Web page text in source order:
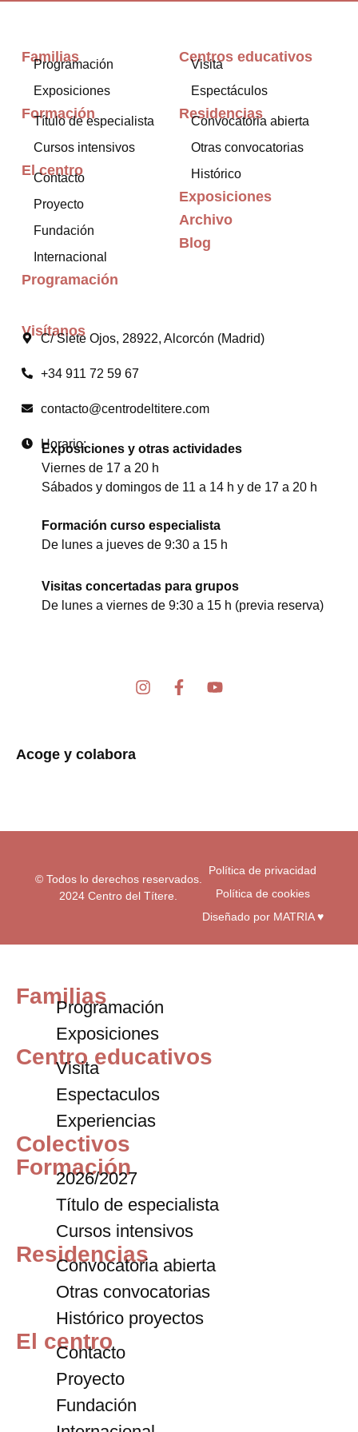
Visítanos
C/ Siete Ojos, 28922, Alcorcón (Madrid)
+34 911 72 59 67
contacto@centrodeltitere.com
Horario:
Exposiciones y otras actividades
Viernes de 17 a 20 h
Sábados y domingos de 11 a 14 h y de 17 a 20 h
Formación curso especialista
De lunes a jueves de 9:30 a 15 h
Visitas concertadas para grupos
De lunes a viernes de 9:30 a 15 h (previa reserva)
I
F
f
Y
Familias
Programación
Exposiciones
Formación
Título de especialista
Cursos intensivos
El centro
Contacto
Proyecto
Fundación
Internacional
Programación
Centros educativos
Visita
Espectáculos
Residencias
Convocatoria abierta
Otras convocatorias
Histórico
Exposiciones
Archivo
Blog
Acoge y colabora
© Todos lo derechos reservados.
2024 Centro del Títere.
Política de privacidad
Política de cookies
Diseñado por MATRIA ♥
Familias
Programación
Exposiciones
Centro educativos
Visita
Espectaculos
Experiencias
Colectivos
Formación
2026/2027
Título de especialista
Cursos intensivos
Residencias
Convocatoria abierta
Otras convocatorias
Histórico proyectos
El centro
Contacto
Proyecto
Fundación